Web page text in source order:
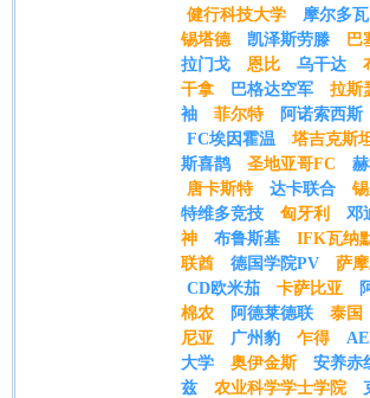
健行科技大学
摩尔多瓦
锡塔德
凯泽斯劳滕 巴
拉门戈
恩比 乌干达
干拿
巴格达空军 拉斯
袖
菲尔特 阿诺索西斯
FC埃因霍温
塔吉克斯
斯喜鹊
圣地亚哥FC
唐卡斯特
达卡联合
特维多竞技
匈牙利 邓
神
布鲁斯基 IFK瓦纳
联酋
德国学院PV 萨
CD欧米茄
卡萨比亚
棉农
阿德莱德联 泰国
尼亚
广州豹 乍得
大学
奥伊金斯 安养赤
兹
农业科学学士学院